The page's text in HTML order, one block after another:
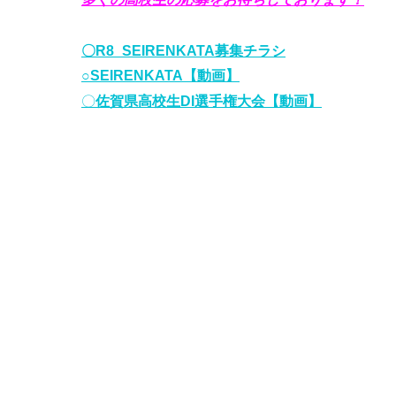
〇R8_SEIRENKATA募集チラシ
○SEIRENKATA【動画】
〇佐賀県高校生DI選手権大会【動画】